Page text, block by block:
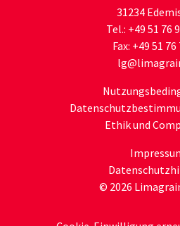
31234
Tel.: +49 51 76
Fax: +49 51 76
lg
Ethik und
© 2026